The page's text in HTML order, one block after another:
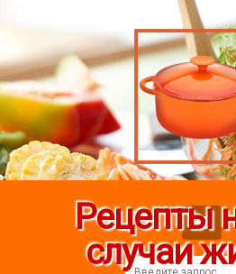
Рецепты
случаи